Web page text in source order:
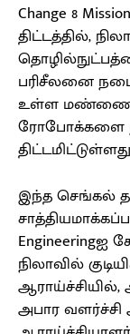
Change 8
திட்டத்தில்,
பரிசீலனை
உள்ள மண்ணை
ரோபோக்களை
இந்த செங்கல்
Engineeringஐ
நிலாவில்
ஆராய்ச்சியில்,
அபார வளர்ச்சி